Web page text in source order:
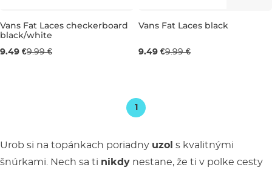
L XL
Vans Fat Laces checkerboard
black/white
9.49 €9.99 € M L XL
Vans Fat Laces black
9.49 €9.99 €
1
Urob si na topánkach poriadny uzol s kvalitnými
šnúrkami. Nech sa ti nikdy nestane, že ti v polke cesty